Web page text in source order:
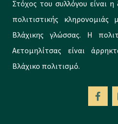
Στόχος του συλλόγου είναι
πολιτιστικής
Βλάχικης γλώσσας. Η
Αετομηλίτσας είναι
Βλάχικο πολιτισμό.